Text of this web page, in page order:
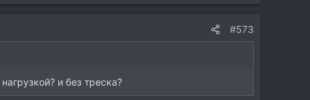
#573
и без треска?